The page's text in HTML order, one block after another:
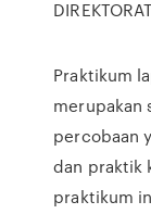
Praktikum
merupakan
percobaan
dan praktik
praktikum